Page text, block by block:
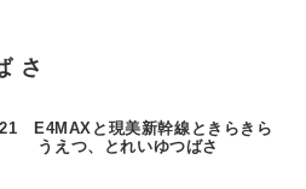
さ
E4MAXと現美新幹線ときらきら
うえつ、とれいゆつばさ